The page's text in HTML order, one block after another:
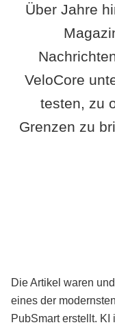
Über Jahre
VeloCore
testen, zu
Grenzen zu
Die Artikel waren
eines der
PubSmart erstellt. KI